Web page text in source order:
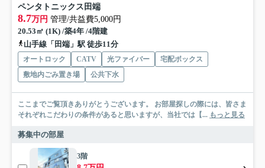
ペンタトニックス田端
8.7万円 管理/共益費5,000円
20.53㎡ (1K) /築4年 /4階建
山手線「田端」駅 徒歩11分
オートロック CATV 光ファイバー
宅配ボックス
敷地内ごみ置き場
公共下水
ここまでご覧頂きありがとうございます。 お部屋探しの際には、皆さま
それぞれこだわりの条件があると思いますが、当社では【... もっと見る
募集中の部屋
3階